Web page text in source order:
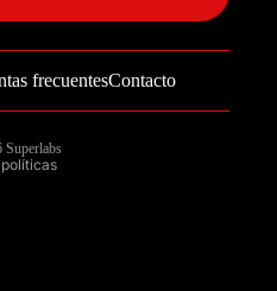
frecuentesContacto
Superlabs